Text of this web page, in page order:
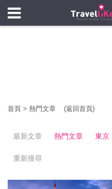
首頁 > 熱門文章 (返回首頁)
最新文章 熱門文章 東京
重新搜尋